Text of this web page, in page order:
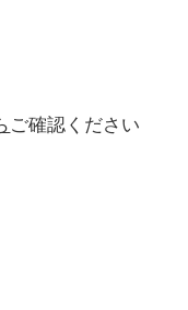
ご確認ください